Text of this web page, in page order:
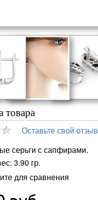
товара
Оставьте свой отзыв
серьги с сапфирами.
3.90 гр.
для сравнения